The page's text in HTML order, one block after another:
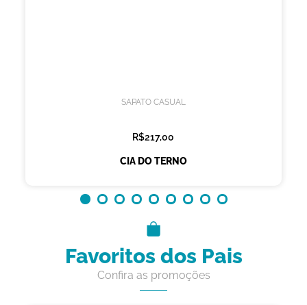
SAPATO CASUAL
R$217,00
CIA DO TERNO
Favoritos dos Pais
Confira as promoções